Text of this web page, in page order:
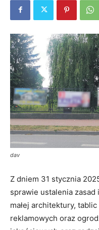
dav
Z dniem 31 stycznia
sprawie ustalenia
małej architektury,
reklamowych oraz